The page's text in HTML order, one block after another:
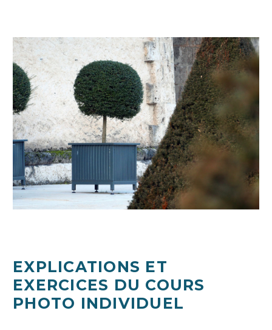
EXPLICATIONS ET
EXERCICES DU COURS
PHOTO INDIVIDUEL